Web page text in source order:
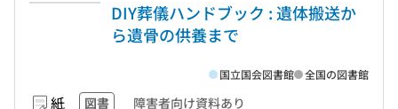
DIY葬儀ハンドブック : 遺体搬送か
ら遺骨の供養まで
紙 図書 障害者向け資料あり
国立国会図書館 全国の図書館